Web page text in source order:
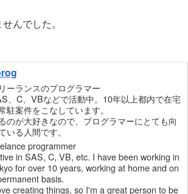
んでした。
ーランスのプログラマー
、C、VBなどで活動中。10年以上都内で在宅
駐案件をこなしています。
のが大好きなので、プログラマーにとても向
いる人間です。
programmer
in SAS, C, VB, etc. I have been working in
for over 10 years, working at home and on
basis.
creating things, so I'm a great person to be